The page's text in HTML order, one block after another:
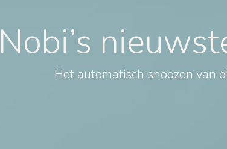
Nobi’s
Het automatisch snoozen van